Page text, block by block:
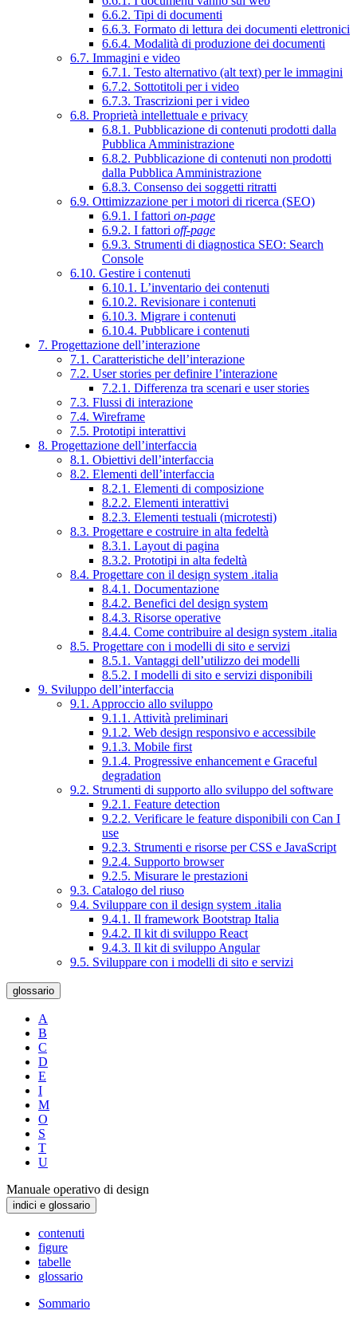
6.6.2. Tipi di documenti
6.6.3. Formato di lettura dei documenti elettronici
6.6.4. Modalità di produzione dei documenti
6.7. Immagini e video
6.7.1. Testo alternativo (alt text) per le immagini
6.7.2. Sottotitoli per i video
6.7.3. Trascrizioni per i video
6.8. Proprietà intellettuale e privacy
6.8.1. Pubblicazione di contenuti prodotti dalla
Pubblica Amministrazione
6.8.2. Pubblicazione di contenuti non prodotti
dalla Pubblica Amministrazione
6.8.3. Consenso dei soggetti ritratti
6.9. Ottimizzazione per i motori di ricerca (SEO)
6.9.1. I fattori on-page
6.9.2. I fattori off-page
6.9.3. Strumenti di diagnostica SEO: Search
Console
6.10. Gestire i contenuti
6.10.1. L’inventario dei contenuti
6.10.2. Revisionare i contenuti
6.10.3. Migrare i contenuti
6.10.4. Pubblicare i contenuti
7. Progettazione dell’interazione
7.1. Caratteristiche dell’interazione
7.2. User stories per definire l’interazione
7.2.1. Differenza tra scenari e user stories
7.3. Flussi di interazione
7.4. Wireframe
7.5. Prototipi interattivi
8. Progettazione dell’interfaccia
8.1. Obiettivi dell’interfaccia
8.2. Elementi dell’interfaccia
8.2.1. Elementi di composizione
8.2.2. Elementi interattivi
8.2.3. Elementi testuali (microtesti)
8.3. Progettare e costruire in alta fedeltà
8.3.1. Layout di pagina
8.3.2. Prototipi in alta fedeltà
8.4. Progettare con il design system .italia
8.4.1. Documentazione
8.4.2. Benefici del design system
8.4.3. Risorse operative
8.4.4. Come contribuire al design system .italia
8.5. Progettare con i modelli di sito e servizi
8.5.1. Vantaggi dell’utilizzo dei modelli
8.5.2. I modelli di sito e servizi disponibili
9. Sviluppo dell’interfaccia
9.1. Approccio allo sviluppo
9.1.1. Attività preliminari
9.1.2. Web design responsivo e accessibile
9.1.3. Mobile first
9.1.4. Progressive enhancement e Graceful
degradation
9.2. Strumenti di supporto allo sviluppo del software
9.2.1. Feature detection
9.2.2. Verificare le feature disponibili con Can I
use
9.2.3. Strumenti e risorse per CSS e JavaScript
9.2.4. Supporto browser
9.2.5. Misurare le prestazioni
9.3. Catalogo del riuso
9.4. Sviluppare con il design system .italia
9.4.1. Il framework Bootstrap Italia
9.4.2. Il kit di sviluppo React
9.4.3. Il kit di sviluppo Angular
9.5. Sviluppare con i modelli di sito e servizi
glossario
A
B
C
D
E
I
M
O
S
T
U
Manuale operativo di design
indici e glossario
contenuti
figure
tabelle
glossario
Sommario